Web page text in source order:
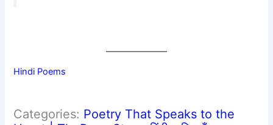
Hindi Poems
Categories: Poetry That Speaks to the